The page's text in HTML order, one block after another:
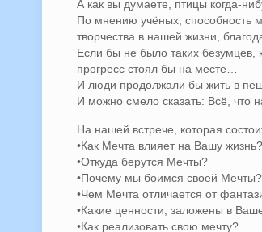
А как вы думаете, птицы когда-
По мнению учёных, способность
творчества в нашей жизни,
Если бы не было таких безумцев,
прогресс стоял бы на месте…
И люди продолжали бы жить в
И можно смело сказать: Всё, что
На нашей встрече, которая
•Как Мечта влияет на Вашу жизнь?
•Откуда берутся Мечты?
•Почему мы боимся своей Мечты?
•Чем Мечта отличается от
•Какие ценности, заложены в
•Как реализовать свою мечту?